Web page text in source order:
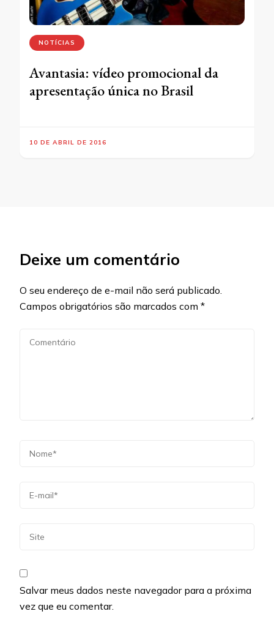
NOTÍCIAS
Avantasia: vídeo promocional da
apresentação única no Brasil
10 DE ABRIL DE 2016
Deixe um comentário
O seu endereço de e-mail não será publicado.
Campos obrigatórios são marcados com *
Salvar meus dados neste navegador para a próxima
vez que eu comentar.